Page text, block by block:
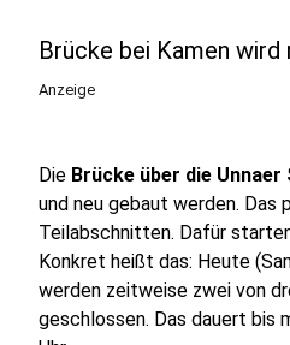
Brücke bei Kamen wird
Anzeige
Die Brücke über die
und neu gebaut werden. Das
Teilabschnitten. Dafür
Konkret heißt das: Heute
werden zeitweise zwei von
geschlossen. Das dauert bis